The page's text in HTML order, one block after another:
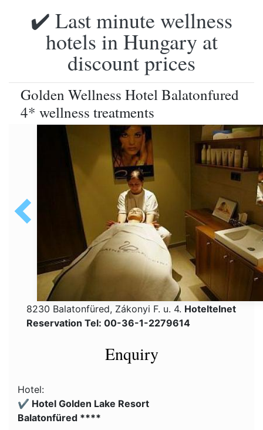
✔️ Last minute wellness
hotels in Hungary at
discount prices
Golden Wellness Hotel Balatonfured
4* wellness treatments
8230 Balatonfüred, Zákonyi F. u. 4. Hoteltelnet
Reservation Tel: 00-36-1-2279614
Enquiry
Hotel:
✔️ Hotel Golden Lake Resort
Balatonfüred ****